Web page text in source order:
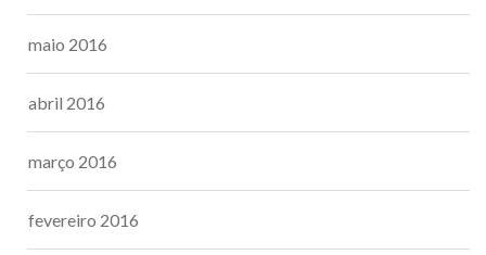
maio 2016
abril 2016
março 2016
fevereiro 2016